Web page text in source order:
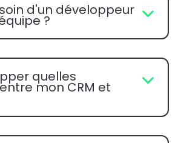
d'un développeur
?
quelles
mon CRM et